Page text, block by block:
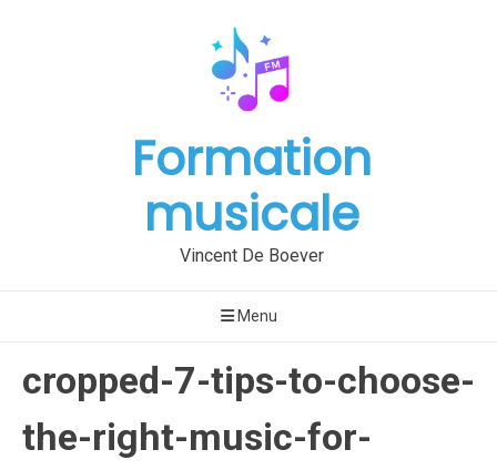
Formation
musicale
Vincent De Boever
Menu
cropped-7-tips-to-choose-
the-right-music-for-